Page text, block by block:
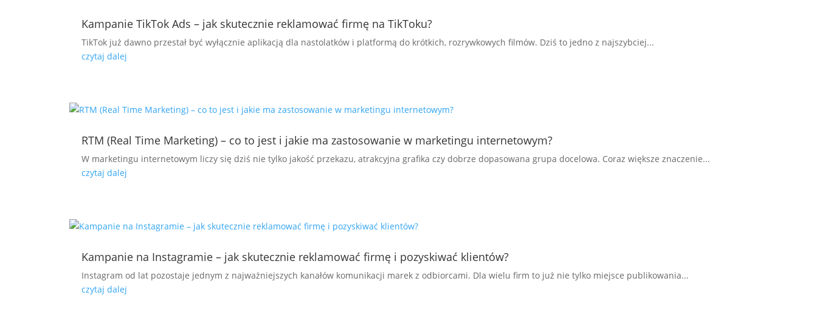
Kampanie TikTok Ads – jak skutecznie reklamować firmę na TikToku?
TikTok już dawno przestał być wyłącznie aplikacją dla nastolatków i platformą do krótkich, rozrywkowych filmów. Dziś to jedno z najszybciej...
czytaj dalej
RTM (Real Time Marketing) – co to jest i jakie ma zastosowanie w marketingu internetowym?
W marketingu internetowym liczy się dziś nie tylko jakość przekazu, atrakcyjna grafika czy dobrze dopasowana grupa docelowa. Coraz większe znaczenie...
czytaj dalej
Kampanie na Instagramie – jak skutecznie reklamować firmę i pozyskiwać klientów?
Instagram od lat pozostaje jednym z najważniejszych kanałów komunikacji marek z odbiorcami. Dla wielu firm to już nie tylko miejsce publikowania...
czytaj dalej